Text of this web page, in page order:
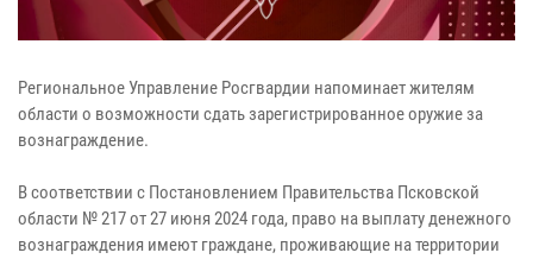
Региональное Управление Росгвардии напоминает жителям
области о возможности сдать зарегистрированное оружие за
вознаграждение.
В соответствии с Постановлением Правительства Псковской
области № 217 от 27 июня 2024 года, право на выплату денежного
вознаграждения имеют граждане, проживающие на территории